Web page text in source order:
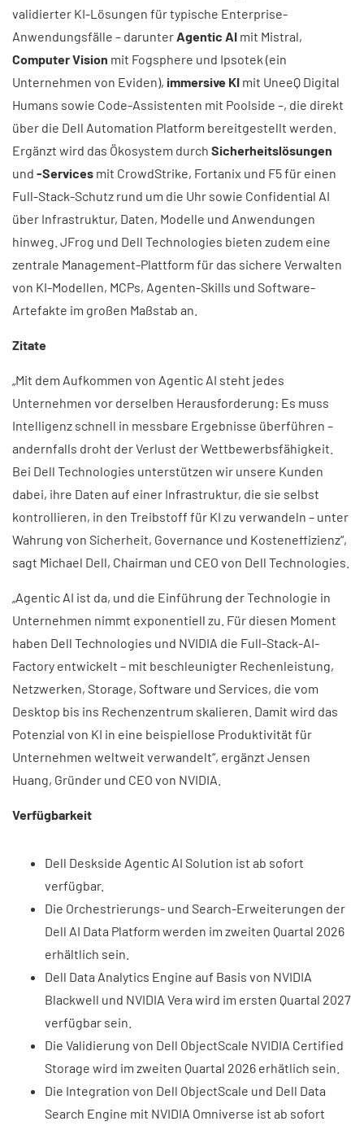
validierter KI-Lösungen für typische Enterprise-
Anwendungsfälle – darunterAgentic AI mit Mistral,
Computer Vision mit Fogsphere und Ipsotek (ein
Unternehmen von Eviden), immersive KI mit UneeQ Digital
Humans sowie Code-Assistenten mit Poolside –, die direkt
über die Dell Automation Platform bereitgestellt werden.
Ergänzt wird das Ökosystem durch Sicherheitslösungen
und -Services mit CrowdStrike, Fortanix und F5 für einen
Full-Stack-Schutz rund um die Uhr sowie Confidential AI
über Infrastruktur, Daten, Modelle und Anwendungen
hinweg. JFrog und Dell Technologies bieten zudem eine
zentrale Management-Plattform für das sichere Verwalten
von KI-Modellen, MCPs, Agenten-Skills und Software-
Artefakte im großen Maßstab an.
Zitate
„Mit dem Aufkommen von Agentic AI steht jedes
Unternehmen vor derselben Herausforderung: Es muss
Intelligenz schnell in messbare Ergebnisse überführen –
andernfalls droht der Verlust der Wettbewerbsfähigkeit.
Bei Dell Technologies unterstützen wir unsere Kunden
dabei, ihre Daten auf einer Infrastruktur, die sie selbst
kontrollieren, in den Treibstoff für KI zu verwandeln – unter
Wahrung von Sicherheit, Governance und Kosteneffizienz“,
sagt Michael Dell, Chairman und CEO von Dell Technologies.
„Agentic AI ist da, und die Einführung der Technologie in
Unternehmen nimmt exponentiell zu. Für diesen Moment
haben Dell Technologies und NVIDIA die Full-Stack-AI-
Factory entwickelt – mit beschleunigter Rechenleistung,
Netzwerken, Storage, Software und Services, die vom
Desktop bis ins Rechenzentrum skalieren. Damit wird das
Potenzial von KI in eine beispiellose Produktivität für
Unternehmen weltweit verwandelt“, ergänzt Jensen
Huang, Gründer und CEO von NVIDIA.
Verfügbarkeit
Dell Deskside Agentic AI Solution ist ab sofort
verfügbar.
Die Orchestrierungs- und Search-Erweiterungen der
Dell AI Data Platform werden im zweiten Quartal 2026
erhältlich sein.
Dell Data Analytics Engine auf Basis von NVIDIA
Blackwell und NVIDIA Vera wird im ersten Quartal 2027
verfügbar sein.
Die Validierung von Dell ObjectScale NVIDIA Certified
Storage wird im zweiten Quartal 2026 erhätlich sein.
Die Integration von Dell ObjectScale und Dell Data
Search Engine mit NVIDIA Omniverse ist ab sofort